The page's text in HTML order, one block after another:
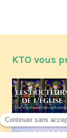
KTO vous